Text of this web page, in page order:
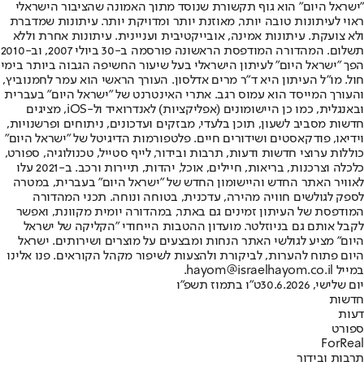
"ישראל היום" הוא גוף תקשורת שנוסד מתוך האמונה שהציבור הישראלי
ראוי לעיתונות טובה יותר, מאוזנת יותר ומדויקת יותר. עיתונות שמדברת
ולא צועקת. עיתונות אמינה, אובייקטיבית ועניינית. עיתונות אחרת וללא
תשלום. המהדורה המודפסת הראשונה פורסמה ב-30 ביולי 2007, וב-2010
הפך "ישראל היום" לעיתון הישראלי בעל שיעור החשיפה הגבוה ביותר בימי
חול. מו"ל העיתון היא ד"ר מרים אדלסון. העורך הראשי הוא עמר לחמנוביץ,
והעורך המייסד הוא עמוס רגב. אתרי האינטרנט של "ישראל היום" בעברית
ובאנגלית, כמו כן היישומונים (אפליקציות) לאנדרואיד ול-iOS, מציגים
חדשות מסביב לשעון, תוכן בלעדי, מבזקים ועדכונים, ניתוחים ופרשנויות,
וידיאו, פודקאסטים ושידורים חיים. פלטפורמות הדיגיטל של "ישראל היום"
כוללות ערוצי חדשות ודעות, תרבות ובידור, לייף סטייל, טכנולוגיה, ספורט,
כלכלה וצרכנות, בריאות, חיילים, אוכל, יהדות, תיירות ורכב. ב-2021 עלו
לאוויר האתר החדש והיישומון החדש של "ישראל היום" בעברית, במטרה
לספק לגולשים חוויה מהירה, עדכנית, בטוחה ונוחה. תכני המהדורה
המודפסת של העיתון זמינים גם באתר, במהדורה יומית מקוונת, ואפשר
לקבל אותם גם בניוזלטר. מועדון ההטבות הייחודי "הקליקה של ישראל
היום" מציע לגולשי האתר הנחות ומבצעים על מוצרים ושירותים. ישראל
היום פתוח להערות, לביקורת ולהצעות לשיפור מקהל הקוראים. פנו אלינו
במייל hayom@israelhayom.co.il.
יום שלישי, 30.6.2026
ט"ו בתמוז תשפ"ו
חדשות
דעות
ספורט
ForReal
תרבות ובידור